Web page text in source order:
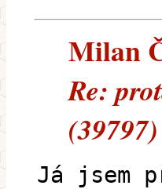
Milan
Re:
Já jsem